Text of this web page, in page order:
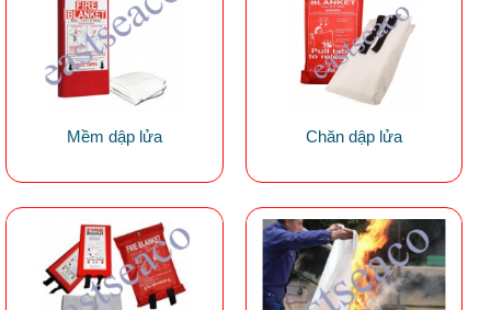
Mềm dập lửa Chăn dập lửa